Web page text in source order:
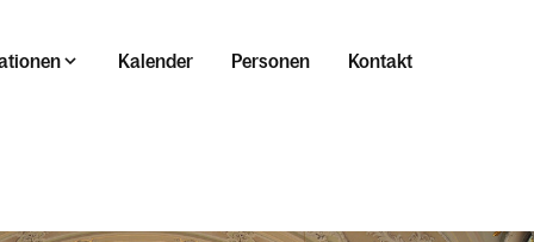
Kalender Personen Kontakt